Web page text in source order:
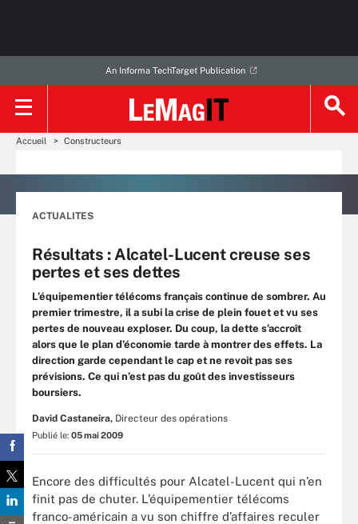
An Informa TechTarget Publication
Accueil Constructeurs
ACTUALITES
Résultats : Alcatel-Lucent creuse ses
pertes et ses dettes
L’équipementier télécoms français continue de sombrer. Au
premier trimestre, il a subi la crise de plein fouet et vu ses
pertes de nouveau exploser. Du coup, la dette s’accroît
alors que le plan d’économie tarde à montrer des effets. La
direction garde cependant le cap et ne revoit pas ses
prévisions. Ce qui n’est pas du goût des investisseurs
boursiers.
David Castaneira, Directeur des opérations
Publié le: 05 mai 2009
Encore des difficultés pour Alcatel-Lucent qui n’en
finit pas de chuter. L’équipementier télécoms
franco-américain a vu son chiffre d’affaires reculer